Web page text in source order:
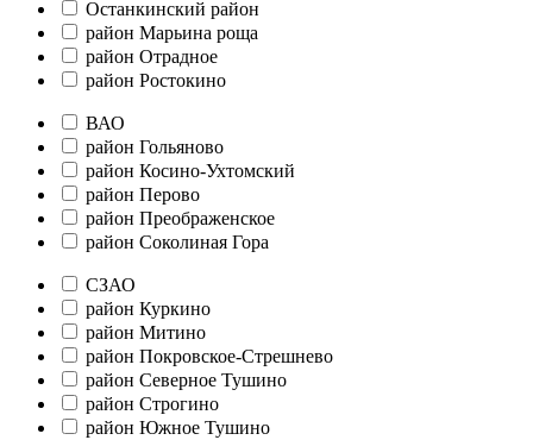
Останкинский район
район Марьина роща
район Отрадное
район Ростокино
ВАО
район Гольяново
район Косино-Ухтомский
район Перово
район Преображенское
район Соколиная Гора
СЗАО
район Куркино
район Митино
район Покровское-Стрешнево
район Северное Тушино
район Строгино
район Южное Тушино